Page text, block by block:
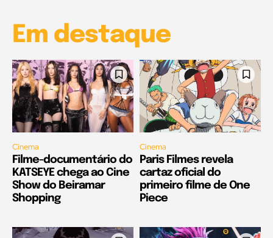
Em destaque
Cinema
Filme-documentário do
KATSEYE chega ao Cine
Show do Beiramar
Shopping
Cinema
Paris Filmes revela
cartaz oficial do
primeiro filme de One
Piece